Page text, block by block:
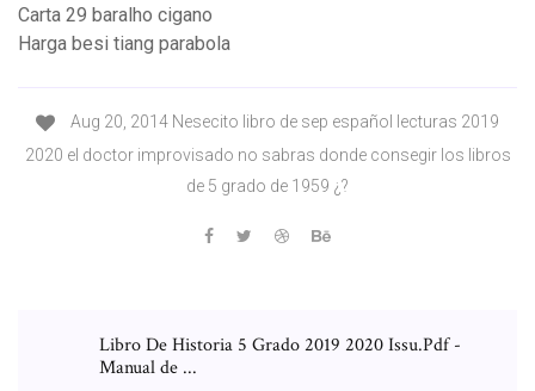
Carta 29 baralho cigano
Harga besi tiang parabola
Aug 20, 2014 Nesecito libro de sep español lecturas 2019
2020 el doctor improvisado no sabras donde consegir los libros
de 5 grado de 1959 ¿?
Libro De Historia 5 Grado 2019 2020 Issu.Pdf -
Manual de ...